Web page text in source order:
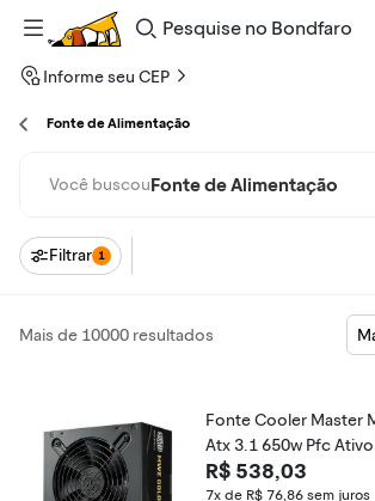
Pesquise
Bondfaro
Informe seu CEP
Fonte de Alimentação
Você buscouFonte de Alimentação
Filtrar 1
Mais de 10000 resultados
Fonte Cooler Master
Atx 3.1 650w Pfc
R$ 538,03
7x de R$ 76,86 sem juros